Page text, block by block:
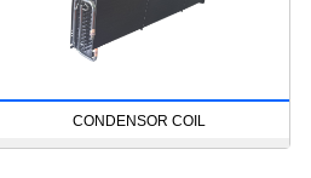
CONDENSOR COIL